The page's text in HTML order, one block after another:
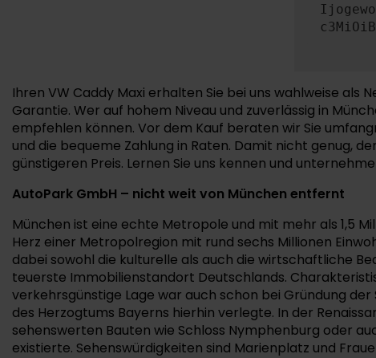
Ihren VW Caddy Maxi erhalten Sie bei uns wahlweise
Garantie. Wer auf hohem Niveau und zuverlässig in
empfehlen können. Vor dem Kauf beraten wir Sie
und die bequeme Zahlung in Raten. Damit nicht genug,
günstigeren Preis. Lernen Sie uns kennen und
AutoPark GmbH – nicht weit von München entfernt
München ist eine echte Metropole und mit mehr als 1,5
Herz einer Metropolregion mit rund sechs Millionen
dabei sowohl die kulturelle als auch die wirtschaftliche
teuerste Immobilienstandort Deutschlands.
verkehrsgünstige Lage war auch schon bei Gründung
des Herzogtums Bayerns hierhin verlegte. In der
sehenswerten Bauten wie Schloss Nymphenburg oder
existierte. Sehenswürdigkeiten sind Marienplatz und